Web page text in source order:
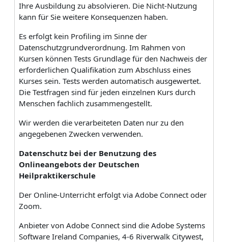
Ihre Ausbildung zu absolvieren. Die Nicht-Nutzung
kann für Sie weitere Konsequenzen haben.
Es erfolgt kein Profiling im Sinne der
Datenschutzgrundverordnung. Im Rahmen von
Kursen können Tests Grundlage für den Nachweis der
erforderlichen Qualifikation zum Abschluss eines
Kurses sein. Tests werden automatisch ausgewertet.
Die Testfragen sind für jeden einzelnen Kurs durch
Menschen fachlich zusammengestellt.
Wir werden die verarbeiteten Daten nur zu den
angegebenen Zwecken verwenden.
Datenschutz bei der Benutzung des
Onlineangebots der Deutschen
Heilpraktikerschule
Der Online-Unterricht erfolgt via Adobe Connect oder
Zoom.
Anbieter von Adobe Connect sind die Adobe Systems
Software Ireland Companies, 4-6 Riverwalk Citywest,